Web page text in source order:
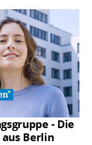
- Die
Berlin